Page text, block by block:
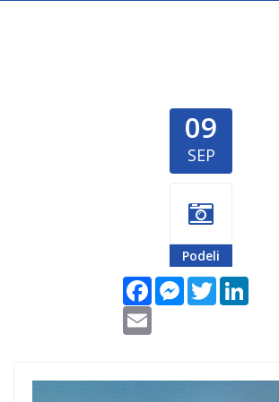
09
SEP
Podeli
FacebookMessenger
Twitter